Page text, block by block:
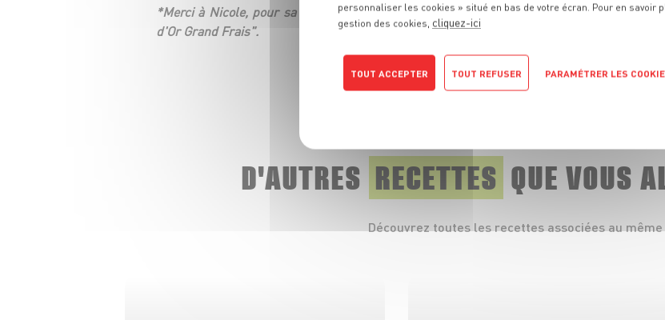
*Merci à Nicole, pour sa participation à notre concours culinaire "Ma Cuillère
d'Or Grand Frais".
D'AUTRES RECETTES QUE VOUS
Découvrez toutes les recettes associées au
personnaliser les cookies » situé en bas de votre écran. Pour en savoir
gestion des cookies, cliquez-ici
TOUT ACCEPTER TOUT REFUSER PARAMÉTRER LES